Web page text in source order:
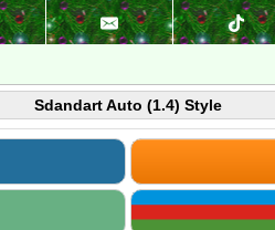
Sdandart Auto (1.4) Style